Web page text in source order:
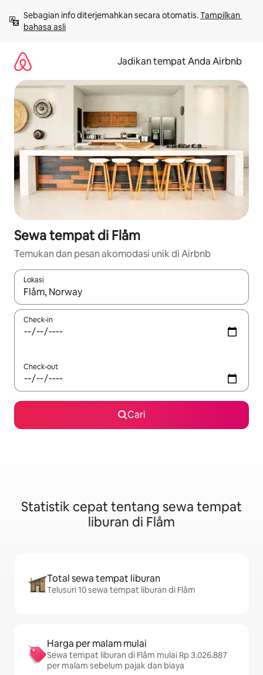
langsung
lihat
Sebagian info diterjemahkan secara otomatis. Tampilkan
bahasa asli
Jadikan tempat Anda Airbnb
Sewa tempat di Flåm
Temukan dan pesan akomodasi unik di Airbnb
Lokasi
Jika hasil yang dicari tersedia, telusuri dengan tombol panah
Check-in
Check-out
Cari
Statistik cepat tentang sewa tempat
liburan di Flåm
Total sewa tempat liburan
Telusuri 10 sewa tempat liburan di Flåm
Harga per malam mulai
Sewa tempat liburan di Flåm mulai Rp 3.026.887
per malam sebelum pajak dan biaya